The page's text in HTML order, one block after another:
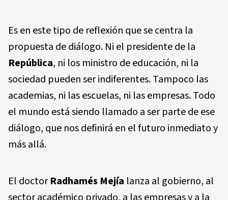
Es en este tipo de reflexión que se centra la
propuesta de diálogo. Ni el presidente de la
República, ni los ministro de educación, ni la
sociedad pueden ser indiferentes. Tampoco las
academias, ni las escuelas, ni las empresas. Todo
el mundo está siendo llamado a ser parte de ese
diálogo, que nos definirá en el futuro inmediato y
más allá.
El doctorRadhamés Mejía lanza al gobierno, al